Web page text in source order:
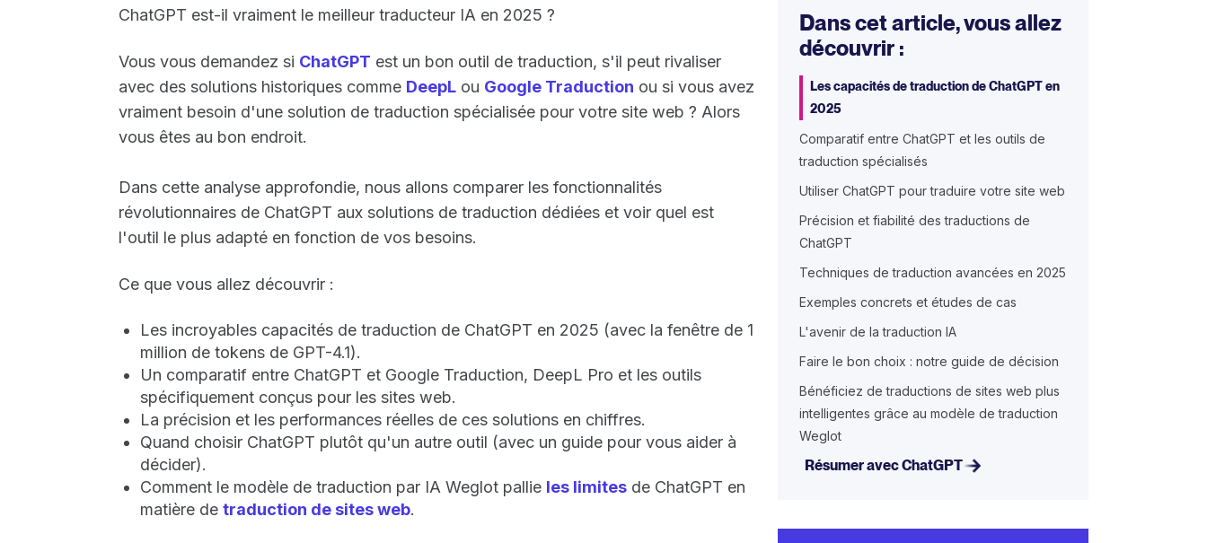
ChatGPT est-il vraiment le meilleur traducteur IA en 2025 ?
Vous vous demandez si ChatGPT est un bon outil de traduction, s'il peut rivaliser
avec des solutions historiques comme DeepL ou Google Traduction ou si vous avez
vraiment besoin d'une solution de traduction spécialisée pour votre site web ? Alors
vous êtes au bon endroit.
Dans cette analyse approfondie, nous allons comparer les fonctionnalités
révolutionnaires de ChatGPT aux solutions de traduction dédiées et voir quel est
l'outil le plus adapté en fonction de vos besoins.
Ce que vous allez découvrir :
Les incroyables capacités de traduction de ChatGPT en 2025 (avec la fenêtre de 1
million de tokens de GPT-4.1).
Un comparatif entre ChatGPT et Google Traduction, DeepL Pro et les outils
spécifiquement conçus pour les sites web.
La précision et les performances réelles de ces solutions en chiffres.
Quand choisir ChatGPT plutôt qu'un autre outil (avec un guide pour vous aider à
décider).
Comment le modèle de traduction par IA Weglot pallie les limites de ChatGPT en
matière de traduction de sites web.
Dans cet article, vous allez
découvrir :
Les capacités de traduction de ChatGPT en
2025
Comparatif entre ChatGPT et les outils de
traduction spécialisés
Utiliser ChatGPT pour traduire votre site web
Précision et fiabilité des traductions de
ChatGPT
Techniques de traduction avancées en 2025
Exemples concrets et études de cas
L'avenir de la traduction IA
Faire le bon choix : notre guide de décision
Bénéficiez de traductions de sites web plus
intelligentes grâce au modèle de traduction
Weglot
Résumer avec ChatGPT